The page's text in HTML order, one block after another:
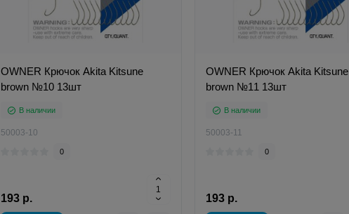
OWNER Крючок Akita Kitsune
brown №10 13шт
В наличии
50003-10
0
193 р.
OWNER Крючок Akita Kitsune
brown №11 13шт
В наличии
50003-11
0
193 р.